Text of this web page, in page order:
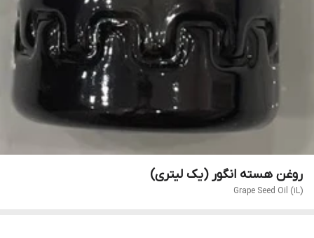
روغن هسته انگور (یک لیتری)
Grape Seed Oil (1L)